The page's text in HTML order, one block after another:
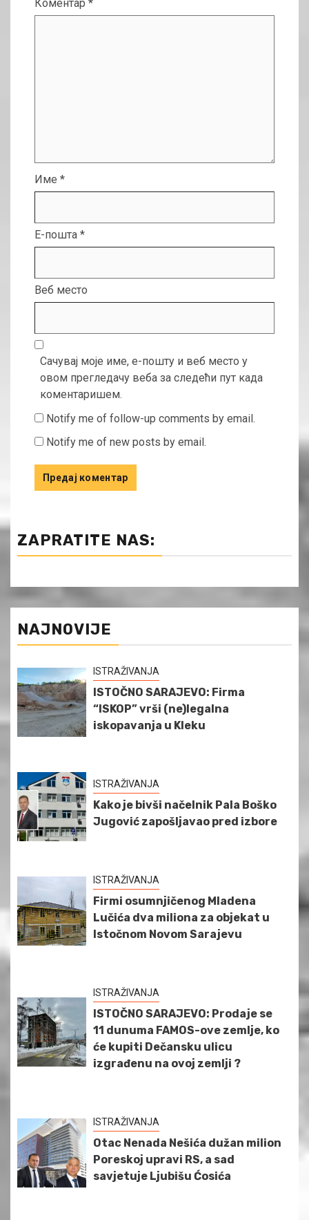
Коментар *
Име *
Е-пошта *
Веб место
Сачувај моје име, е-пошту и веб место у
овом прегледачу веба за следећи пут када
коментаришем.
Notify me of follow-up comments by email.
Notify me of new posts by email.
ZAPRATITE NAS:
NAJNOVIJE
ISTRAŽIVANJA
ISTOČNO SARAJEVO: Firma
“ISKOP” vrši (ne)legalna
iskopavanja u Kleku
ISTRAŽIVANJA
Kako je bivši načelnik Pala Boško
Jugović zapošljavao pred izbore
ISTRAŽIVANJA
Firmi osumnjičenog Mladena
Lučića dva miliona za objekat u
Istočnom Novom Sarajevu
ISTRAŽIVANJA
ISTOČNO SARAJEVO: Prodaje se
11 dunuma FAMOS-ove zemlje, ko
će kupiti Dečansku ulicu
izgrađenu na ovoj zemlji ?
ISTRAŽIVANJA
Otac Nenada Nešića dužan milion
Poreskoj upravi RS, a sad
savjetuje Ljubišu Ćosića